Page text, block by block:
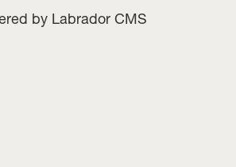
by Labrador CMS